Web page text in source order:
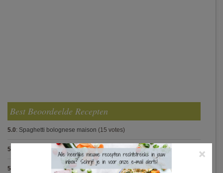
Best Beoordeelde Recepten
5.0: Spaghetti bolognese maison (15 votes)
5.0 Steak met Cajun patatjes en rodekoolsla(12 votes)
5.0 Pasta carbonara met mosselen(5 votes)
×